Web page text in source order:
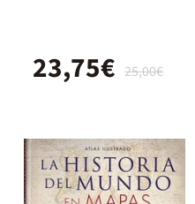
25,00€
23,75€